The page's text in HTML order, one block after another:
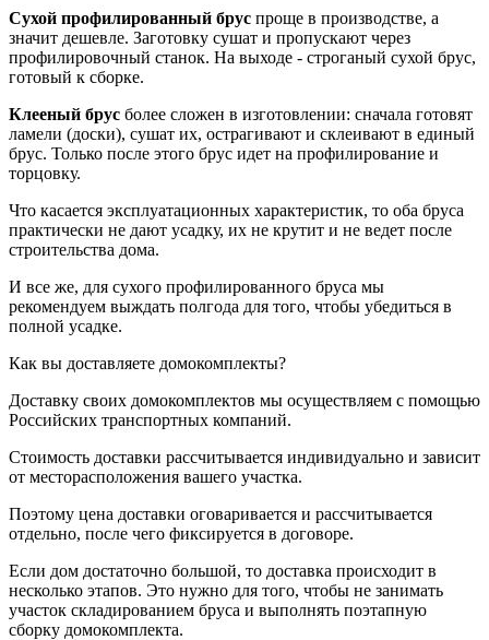
Сухой профилированный брус проще в производстве, а
значит дешевле. Заготовку сушат и пропускают через
профилировочный станок. На выходе - строганый сухой брус,
готовый к сборке.
Клееный брус более сложен в изготовлении: сначала готовят
ламели (доски), сушат их, острагивают и склеивают в единый
брус. Только после этого брус идет на профилирование и
торцовку.
Что касается эксплуатационных характеристик, то оба бруса
практически не дают усадку, их не крутит и не ведет после
строительства дома.
И все же, для сухого профилированного бруса мы
рекомендуем выждать полгода для того, чтобы убедиться в
полной усадке.
Как вы доставляете домокомплекты?
Доставку своих домокомплектов мы осуществляем с помощью
Российских транспортных компаний.
Стоимость доставки рассчитывается индивидуально и зависит
от месторасположения вашего участка.
Поэтому цена доставки оговаривается и рассчитывается
отдельно, после чего фиксируется в договоре.
Если дом достаточно большой, то доставка происходит в
несколько этапов. Это нужно для того, чтобы не занимать
участок складированием бруса и выполнять поэтапную
сборку домокомплекта.